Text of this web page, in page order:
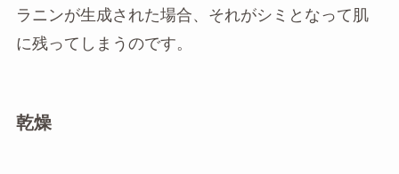
ラニンが生成された場合、それがシミとなって肌
に残ってしまうのです。
乾燥